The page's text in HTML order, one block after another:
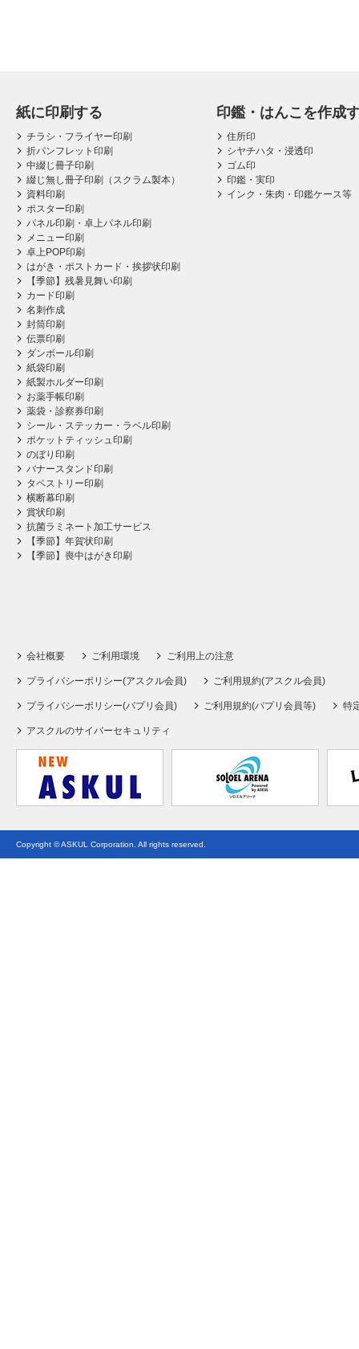
紙に印刷する
チラシ・フライヤー印刷
折パンフレット印刷
中綴じ冊子印刷
綴じ無し冊子印刷（スクラム製本）
資料印刷
ポスター印刷
パネル印刷・卓上パネル印刷
メニュー印刷
卓上POP印刷
はがき・ポストカード・挨拶状印刷
【季節】残暑見舞い印刷
カード印刷
名刺作成
封筒印刷
伝票印刷
ダンボール印刷
紙袋印刷
紙製ホルダー印刷
お薬手帳印刷
薬袋・診察券印刷
シール・ステッカー・ラベル印刷
ポケットティッシュ印刷
のぼり印刷
バナースタンド印刷
タペストリー印刷
横断幕印刷
賞状印刷
抗菌ラミネート加工サービス
【季節】年賀状印刷
【季節】喪中はがき印刷
印鑑・はんこを作成
住所印
シヤチハタ・浸透印
ゴム印
印鑑・実印
インク・朱肉・印鑑ケース等
会社概要 ご利用環境 ご利用上の注意
プライバシーポリシー(アスクル会員) ご利用規約(アスクル会員)
プライバシーポリシー(パプリ会員) ご利用規約(パプリ会員等) 特
アスクルのサイバーセキュリティ
Copyright © ASKUL Corporation. All rights reserved.